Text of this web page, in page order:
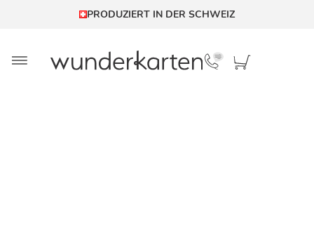
4,71/5-476 BEWERTUNGEN